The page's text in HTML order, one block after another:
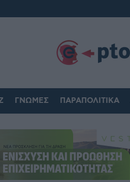
ΓΝΏΜΕΣ ΠΑΡΑΠΟΛΙΤΙΚΆ